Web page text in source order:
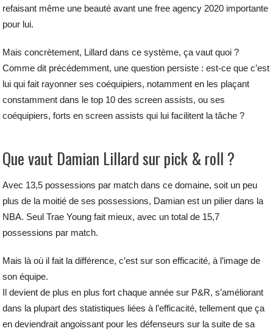
refaisant même une beauté avant une free agency 2020 importante
pour lui.
Mais concrètement, Lillard dans ce système, ça vaut quoi ?
Comme dit précédemment, une question persiste : est-ce que c’est
lui qui fait rayonner ses coéquipiers, notamment en les plaçant
constamment dans le top 10 des screen assists, ou ses
coéquipiers, forts en screen assists qui lui facilitent la tâche ?
Que vaut Damian Lillard sur pick & roll ?
Avec 13,5 possessions par match dans ce domaine, soit un peu
plus de la moitié de ses possessions, Damian est un pilier dans la
NBA. Seul Trae Young fait mieux, avec un total de 15,7
possessions par match.
Mais là où il fait la différence, c’est sur son efficacité, à l’image de
son équipe.
Il devient de plus en plus fort chaque année sur P&R, s’améliorant
dans la plupart des statistiques liées à l’efficacité, tellement que ça
en deviendrait angoissant pour les défenseurs sur la suite de sa